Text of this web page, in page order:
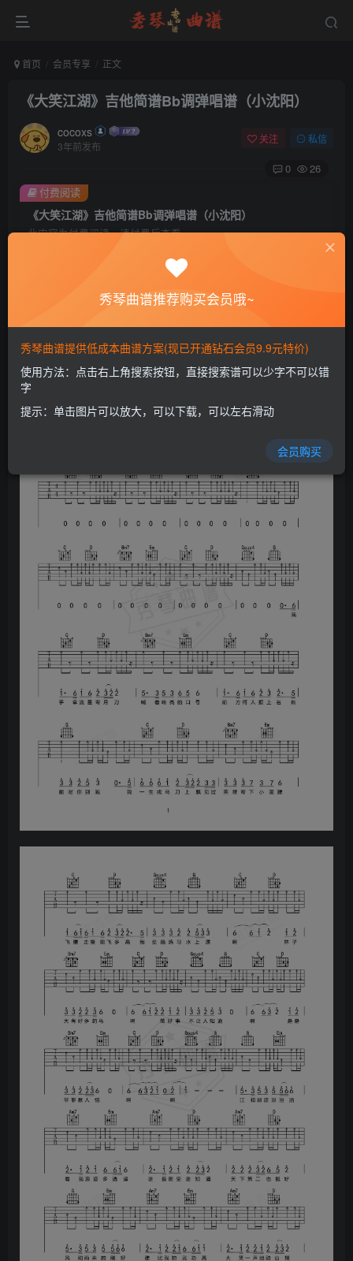
首页 会员专享 正文
《大笑江湖》吉他简谱Bb调弹唱谱（小沈阳）
cocoxs
3年前发布
关注 私信
0 26
《大笑江湖》吉他简谱Bb调弹唱谱（小沈阳）
此内容为付费阅读，请付费后查看
会员专属资源
黄金会员免费 钻石会员
开通会员
付费阅读
秀琴曲谱推荐购买会员哦~
秀琴曲谱提供低成本曲谱方案(现已开通钻石会员9.9元特价)
使用方法：点击右上角搜索按钮，直接搜索谱可以少字不可以错
字
提示：单击图片可以放大，可以下载，可以左右滑动
会员购买